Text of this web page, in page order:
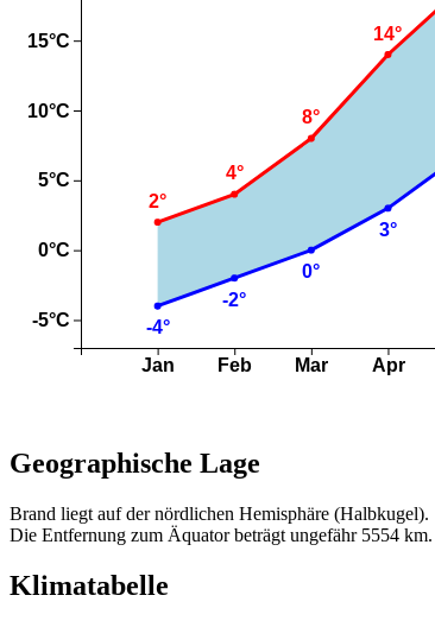
Geographische Lage
Brand liegt auf der nördlichen Hemisphäre (Halbkugel).
Die Entfernung zum Äquator beträgt ungefähr 5554
Klimatabelle